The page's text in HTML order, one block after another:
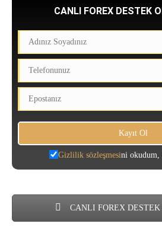
CANLI FOREX DESTEK
Gizlilik sözleşmesini okudum,
CANLI FOREX